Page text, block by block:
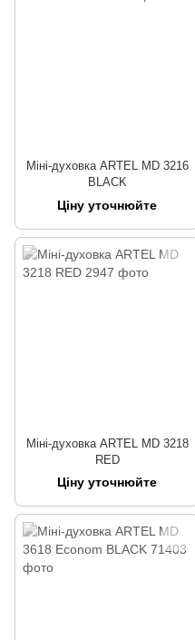
Міні-духовка ARTEL MD 3216
BLACK
Ціну уточнюйте
Міні-духовка ARTEL MD 3218
RED
Ціну уточнюйте